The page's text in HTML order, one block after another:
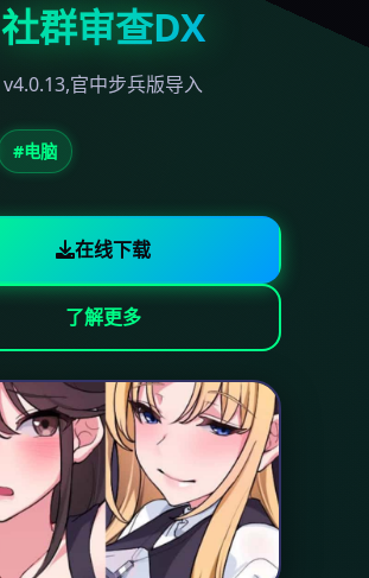
社群审查DX
v4.0.13,官中步兵版导入
#电脑
在线下载
了解更多